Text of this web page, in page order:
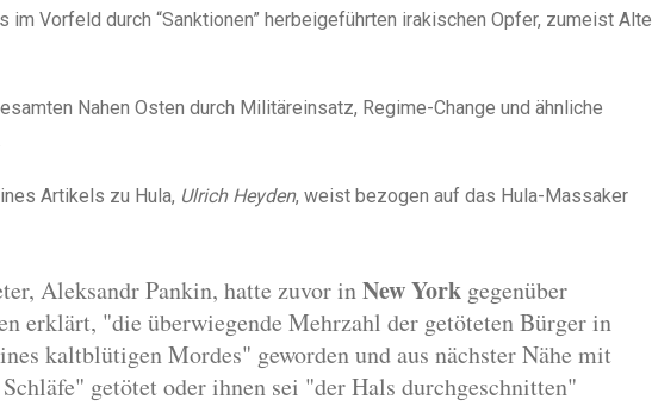
im Vorfeld durch “Sanktionen” herbeigeführten irakischen Opfer, zumeist Alte
Nahen Osten durch Militäreinsatz, Regime-Change und ähnliche
Artikels zu Hula, Ulrich Heyden, weist bezogen auf das Hula-Massaker
Aleksandr Pankin, hatte zuvor inNew York gegenüber
erklärt, "die überwiegende Mehrzahl der getöteten Bürger in
kaltblütigen Mordes" geworden und aus nächster Nähe mit
getötet oder ihnen sei "der Hals durchgeschnitten"